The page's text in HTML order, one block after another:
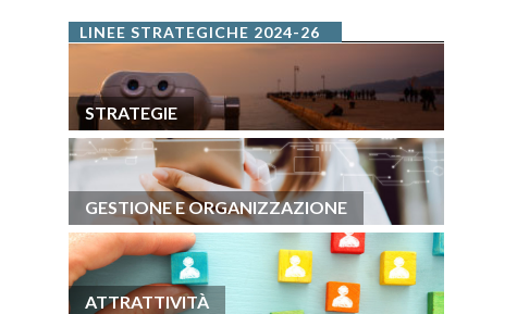
LINEE STRATEGICHE 2024-26
STRATEGIE
GESTIONE E ORGANIZZAZIONE
ATTRATTIVITÀ